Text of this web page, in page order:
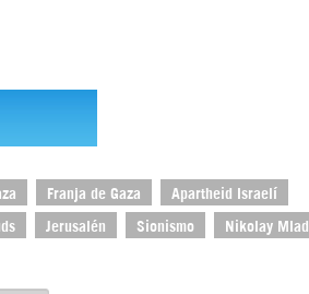
Franja de Gaza Apartheid Israelí
Jerusalén Sionismo Nikolay